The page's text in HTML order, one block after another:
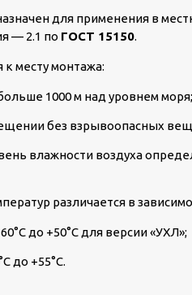
для применения в
— 2.1 по ГОСТ 15150.
месту монтажа:
1000 м над уровнем моря;
без взрывоопасных
влажности воздуха
различается в
до +50°С для версии «УХЛ»;
до +55°С.